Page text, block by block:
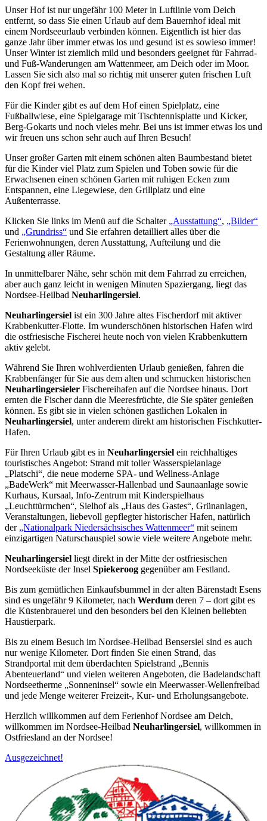
Unser Hof ist nur ungefähr 100 Meter in Luftlinie vom Deich
entfernt, so dass Sie einen Urlaub auf dem Bauernhof ideal mit
einem Nordseeurlaub verbinden können. Eigentlich ist hier das
ganze Jahr über immer etwas los und gesund ist es sowieso immer!
Unser Winter ist ziemlich mild und besonders geeignet für Fahrrad-
und Fuß-Wanderungen am Wattenmeer, am Deich oder im Moor.
Lassen Sie sich also mal so richtig mit unserer guten frischen Luft
den Kopf frei wehen.
Für die Kinder gibt es auf dem Hof einen Spielplatz, eine
Fußballwiese, eine Spielgarage mit Tischtennisplatte und Kicker,
Berg-Gokarts und noch vieles mehr. Bei uns ist immer etwas los und
wir freuen uns schon sehr auch auf Ihren Besuch!
Unser großer Garten mit einem schönen alten Baumbestand bietet
für die Kinder viel Platz zum Spielen und Toben sowie für die
Erwachsenen einen schönen Garten mit ruhigen Ecken zum
Entspannen, eine Liegewiese, den Grillplatz und eine
Außenterrasse.
Klicken Sie links im Menü auf die Schalter „Ausstattung“, „Bilder“
und „Grundriss“ und Sie erfahren detailliert alles über die
Ferienwohnungen, deren Ausstattung, Aufteilung und die
Gestaltung aller Räume.
In unmittelbarer Nähe, sehr schön mit dem Fahrrad zu erreichen,
aber auch ganz leicht in wenigen Minuten Spaziergang, liegt das
Nordsee-Heilbad Neuharlingersiel.
Neuharlingersiel ist ein 300 Jahre altes Fischerdorf mit aktiver
Krabbenkutter-Flotte. Im wunderschönen historischen Hafen wird
die ostfriesische Fischerei heute noch von vielen Krabbenkuttern
aktiv gelebt.
Während Sie Ihren wohlverdienten Urlaub genießen, fahren die
Krabbenfänger für Sie aus dem alten und schmucken historischen
Neuharlingersieler Fischereihafen auf die Nordsee hinaus. Dort
ernten die Fischer dann die Meeresfrüchte, die Sie später genießen
können. Es gibt sie in vielen schönen gastlichen Lokalen in
Neuharlingersiel, unter anderem direkt am historischen Fischkutter-
Hafen.
Für Ihren Urlaub gibt es in Neuharlingersiel ein reichhaltiges
touristisches Angebot: Strand mit toller Wasserspielanlage
„Platschi“, die neue moderne SPA- und Wellness-Anlage
„BadeWerk“ mit Meerwasser-Hallenbad und Saunaanlage sowie
Kurhaus, Kursaal, Info-Zentrum mit Kinderspielhaus
„Leuchttürmchen“, Sielhof als „Haus des Gastes“, Grünanlagen,
Veranstaltungen, liebevoll gepflegter historischer Hafen, natürlich
der „Nationalpark Niedersächsisches Wattenmeer“ mit seinem
einzigartigen Naturschauspiel sowie viele weitere Angebote mehr.
Neuharlingersiel liegt direkt in der Mitte der ostfriesischen
Nordseeküste der Insel Spiekeroog gegenüber am Festland.
Bis zum gemütlichen Einkaufsbummel in der alten Bärenstadt Esens
sind es ungefähr 9 Kilometer, nach Werdum deren 7 – dort gibt es
die Küstenbrauerei und den besonders bei den Kleinen beliebten
Haustierpark.
Bis zu einem Besuch im Nordsee-Heilbad Bensersiel sind es auch
nur wenige Kilometer. Dort finden Sie einen Strand, das
Strandportal mit dem überdachten Spielstrand „Bennis
Abenteuerland“ und vielen weiteren Angeboten, die Badelandschaft
Nordseetherme „Sonneninsel“ sowie ein Meerwasser-Wellenfreibad
und jede Menge weiterer Freizeit-, Kur- und Erholungsangebote.
Herzlich willkommen auf dem Ferienhof Nordsee am Deich,
willkommen im Nordsee-Heilbad Neuharlingersiel, willkommen in
Ostfriesland an der Nordsee!
Ausgezeichnet!